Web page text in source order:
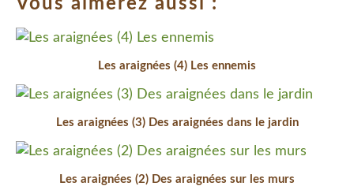
Les araignées (4) Les ennemis
Les araignées (3) Des araignées dans le jardin
Les araignées (2) Des araignées sur les murs